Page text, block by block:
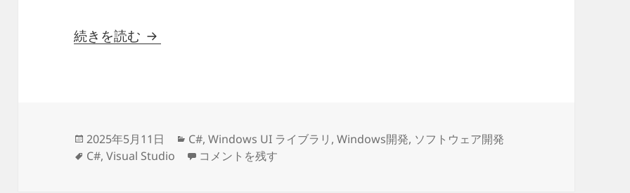
続きを読む C# WinUI3のシステムメニューをダークカラーにする方法
投
稿
2025年5月11日
カ
テ
C#,Windows UI ライブラリ ,Windows開発, ソフトウェア開発
タ
C#,Visual Studio C# WinUI3のシステムメニューをダークカラーにする方法 に
コメントを残す